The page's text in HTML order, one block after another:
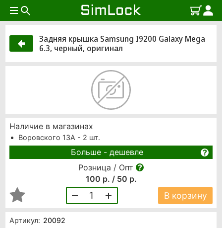
Задняя крышка Samsung I9200 Galaxy Mega
6.3, черный, оригинал
Артикул: 20092
Наличие в магазинах
Воровского 13А - 2 шт.
Больше - дешевле
Розница / Опт
100 р. / 50 р.
1 В корзину